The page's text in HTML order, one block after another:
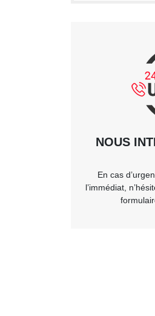
NOUS
En cas
l’immédiat,